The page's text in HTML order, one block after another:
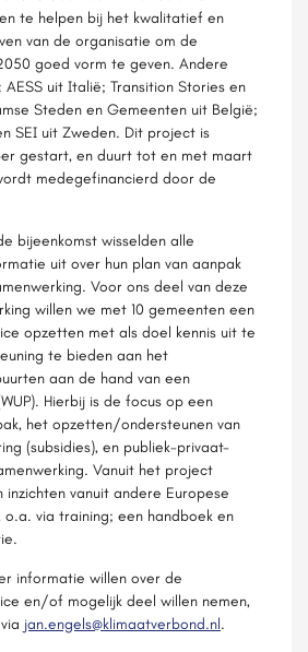
te helpen bij het kwalitatief en
van de organisatie om de
goed vorm te geven. Andere
uit Italië; Transition Stories en
Steden en Gemeenten uit België;
SEI uit Zweden. Dit project is
gestart, en duurt tot en met maart
medegefinancierd door de
bijeenkomst wisselden alle
uit over hun plan van aanpak
Voor ons deel van deze
willen we met 10 gemeenten een
opzetten met als doel kennis uit te
te bieden aan het
aan de hand van een
Hierbij is de focus op een
het opzetten/ondersteunen van
(subsidies), en publiek-privaat-
Vanuit het project
inzichten vanuit andere Europese
via training; een handboek en
informatie willen over de
en/of mogelijk deel willen nemen,
jan.engels@klimaatverbond.nl.